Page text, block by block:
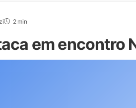
2 min
em encontro